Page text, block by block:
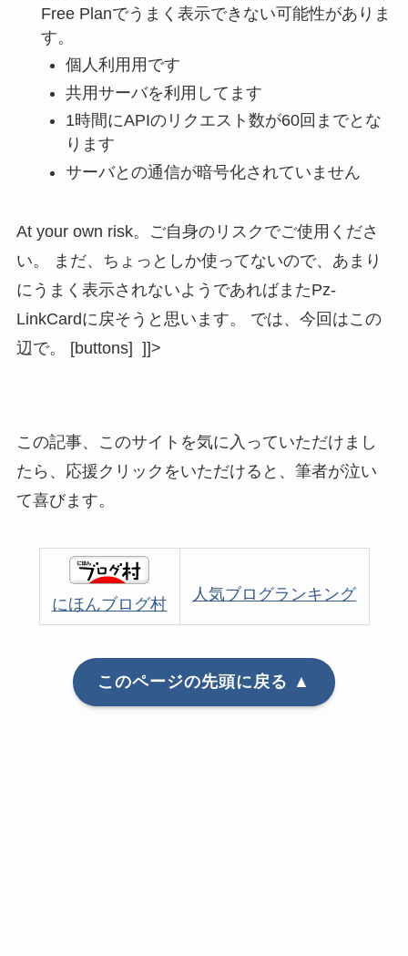
Free Planでうまく表示できない可能性がありま
す。
個人利用用です
共用サーバを利用してます
1時間にAPIのリクエスト数が60回までとな
ります
サーバとの通信が暗号化されていません
At your own risk。ご自身のリスクでご使用くださ
い。 まだ、ちょっとしか使ってないので、あまり
にうまく表示されないようであればまたPz-
LinkCardに戻そうと思います。 では、今回はこの
辺で。 [buttons] ]]>
この記事、このサイトを気に入っていただけまし
たら、応援クリックをいただけると、筆者が泣い
て喜びます。
にほんブログ村 人気ブログランキング
このページの先頭に戻る ▲